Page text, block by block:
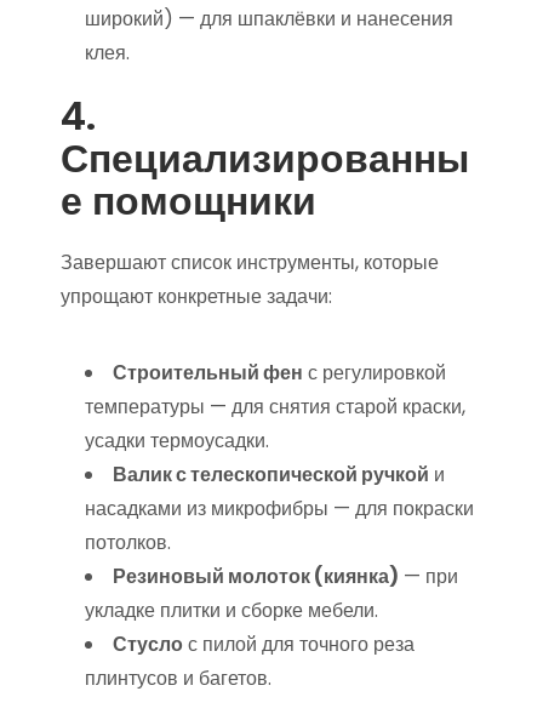
широкий) — для шпаклёвки и нанесения
клея.
4.
Специализированны
е помощники
Завершают список инструменты, которые
упрощают конкретные задачи:
Строительный фен с регулировкой
температуры — для снятия старой краски,
усадки термоусадки.
Валик с телескопической ручкой и
насадками из микрофибры — для покраски
потолков.
Резиновый молоток (киянка) — при
укладке плитки и сборке мебели.
Стуслос пилой для точного реза
плинтусов и багетов.